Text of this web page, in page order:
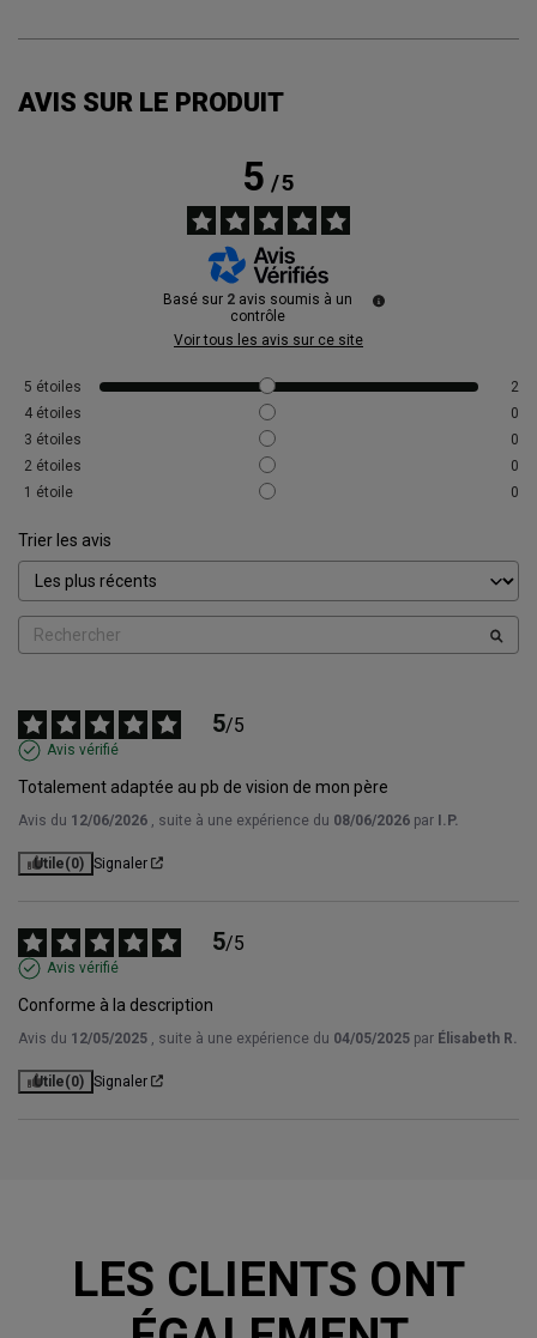
AVIS SUR LE PRODUIT
5/5
Basé sur 2 avis soumis à un
contrôle
Voir tous les avis sur ce site
5 étoiles
2
4 étoiles
0
3 étoiles
0
2 étoiles
0
1 étoile 0
Trier les avis
5/5
Avis vérifié
Totalement adaptée au pb de vision de mon père
Avis du 12/06/2026 , suite à une expérience du 08/06/2026 par I.P.
Utile(0) Signaler
5/5
Avis vérifié
Conforme à la description
Avis du 12/05/2025 , suite à une expérience du 04/05/2025 par Élisabeth R.
Utile(0) Signaler
LES CLIENTS ONT